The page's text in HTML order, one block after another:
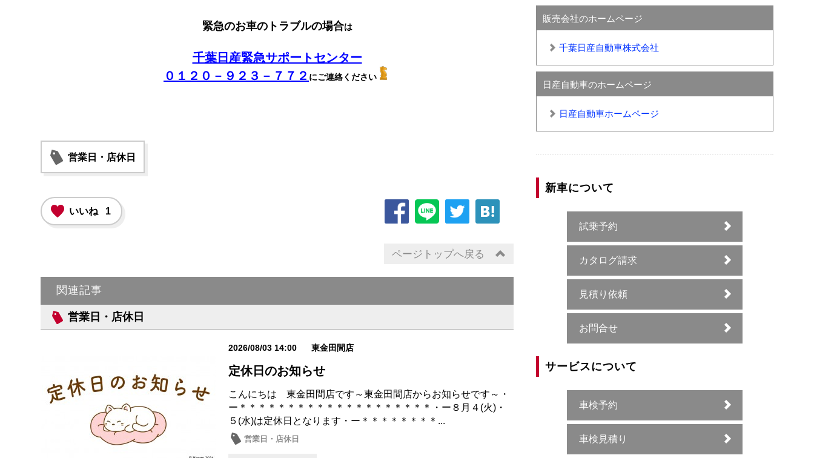
緊急のお車のトラブルの場合は
千葉日産緊急サポートセンター
０１２０－９２３－７７２ にご連絡ください
営業日・店休日
いいね 1
ページトップへ戻る
関連記事
営業日・店休日
2026/08/03 14:00 東金田間店
定休日のお知らせ
こんにちは 東金田間店です～東金田間店からお知らせです～・
ー＊＊＊＊＊＊＊＊＊＊＊＊＊＊＊＊＊＊＊＊・ー８月４(火)・
５(水)は定休日となります・ー＊＊＊＊＊＊＊＊...
営業日・店休日
販売会社のホームページ
千葉日産自動車株式会社
日産自動車のホームページ
日産自動車ホームページ
新車について
試乗予約
カタログ請求
見積り依頼
お問合せ
サービスについて
車検予約
車検見積り